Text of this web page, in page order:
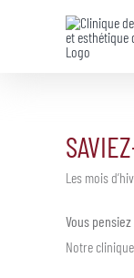
Les mois
Vous
Notre